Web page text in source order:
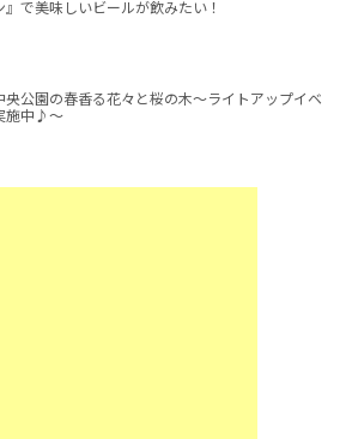
』で美味しいビールが飲みたい！
央公園の春香る花々と桜の木～ライトアップイベ
施中♪～